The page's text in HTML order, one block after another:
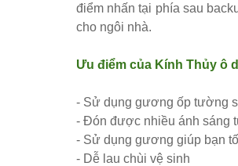
Ghế chân xoay mặt ngồi đệm
điểm nhấn tại phía sau
cho ngôi nhà.
Ưu điểm của Kính Thủy ô
- Sử dụng gương ốp tường
- Đón được nhiều ánh sáng
- Sử dụng gương giúp bạn
- Dễ lau chùi vệ sinh